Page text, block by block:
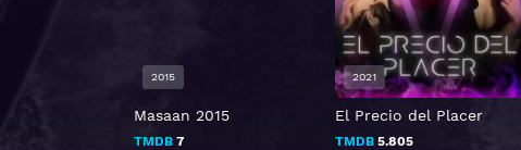
Masaan 2015
TMDB 7
2015
El Precio del Placer
TMDB5.805
2021